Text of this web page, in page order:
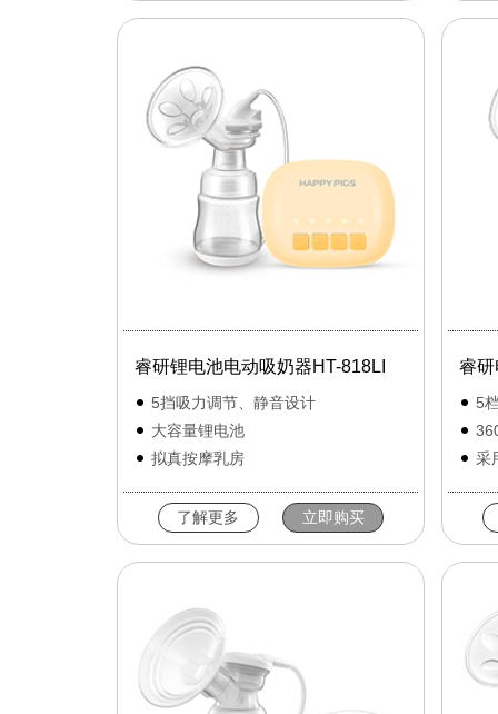
睿研锂电池电动吸奶器HT-818LI
5挡吸力调节、静音设计
大容量锂电池
拟真按摩乳房
了解更多 立即购买
睿
5
采